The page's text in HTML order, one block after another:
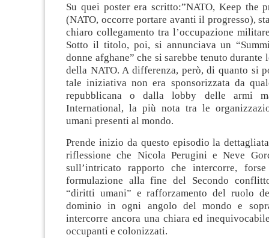
Su quei poster era scritto:”NATO, Keep the
(NATO, occorre portare avanti il progresso),
chiaro collegamento tra l’occupazione
Sotto il titolo, poi, si annunciava un
donne afghane” che si sarebbe tenuto durante
della NATO. A differenza, però, di quanto si
tale iniziativa non era sponsorizzata da
repubblicana o dalla lobby delle armi
International, la più nota tra le
umani presenti al mondo.
Prende inizio da questo episodio la
riflessione che Nicola Perugini e Neve
sull’intricato rapporto che intercorre,
formulazione alla fine del Secondo
“diritti umani” e rafforzamento del ruolo
dominio in ogni angolo del mondo e
intercorre ancora una chiara ed
occupanti e colonizzati.